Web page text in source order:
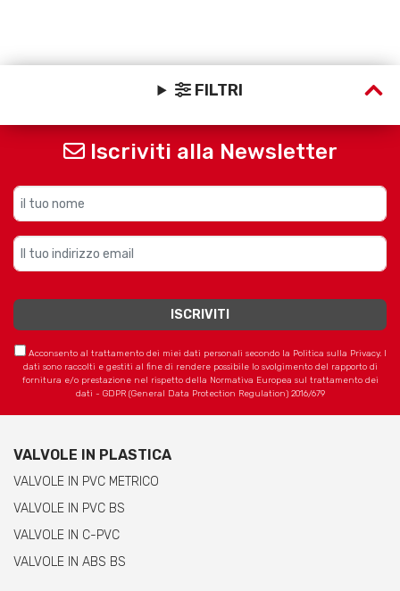
FILTRI
Iscriviti alla Newsletter
Acconsento al trattamento dei miei dati personali secondo la Politica sulla Privacy. I
dati sono raccolti e gestiti al fine di rendere possibile lo svolgimento del rapporto di
fornitura e/o prestazione nel rispetto della Normativa Europea sul trattamento dei
dati - GDPR (General Data Protection Regulation) 2016/679
VALVOLE IN PLASTICA
VALVOLE IN PVC METRICO
VALVOLE IN PVC BS
VALVOLE IN C-PVC
VALVOLE IN ABS BS